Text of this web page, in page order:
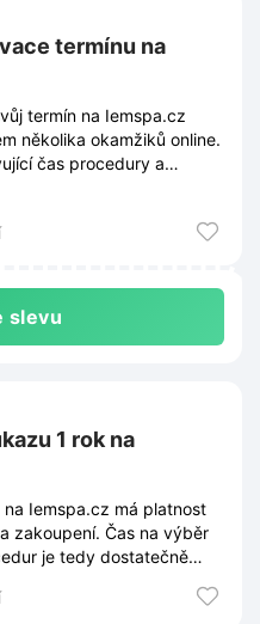
termínu na
termín na Iemspa.cz
několika okamžiků online.
čas procedury a
relax v klidu domova.
slevu
1 rok na
Iemspa.cz má platnost
zakoupení. Čas na výběr
je tedy dostatečně